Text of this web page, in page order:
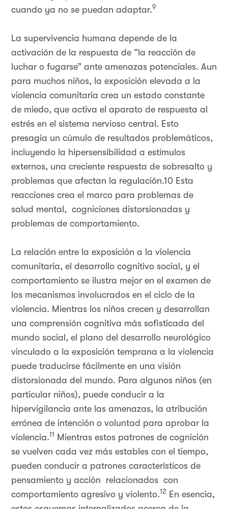
cuando ya no se puedan adaptar.9
La supervivencia humana depende de la
activación de la respuesta de “la reacción de
luchar o fugarse” ante amenazas potenciales. Aun
para muchos niños, la exposición elevada a la
violencia comunitaria crea un estado constante
de miedo, que activa el aparato de respuesta al
estrés en el sistema nervioso central. Esto
presagia un cúmulo de resultados problemáticos,
incluyendo la hipersensibilidad a estímulos
externos, una creciente respuesta de sobresalto y
problemas que afectan la regulación.10 Esta
reacciones crea el marco para problemas de
salud mental, cogniciones distorsionadas y
problemas de comportamiento.
La relación entre la exposición a la violencia
comunitaria, el desarrollo cognitivo social, y el
comportamiento se ilustra mejor en el examen de
los mecanismos involucrados en el ciclo de la
violencia. Mientras los niños crecen y desarrollan
una comprensión cognitiva más sofisticada del
mundo social, el plano del desarrollo neurológico
vinculado a la exposición temprana a la violencia
puede traducirse fácilmente en una visión
distorsionada del mundo. Para algunos niños (en
particular niños), puede conducir a la
hipervigilancia ante las amenazas, la atribución
errónea de intención o voluntad para aprobar la
violencia.11
Mientras estos patrones de cognición
se vuelven cada vez más estables con el tiempo,
pueden conducir a patrones característicos de
pensamiento y acción relacionados con
comportamiento agresivo y violento.12 En esencia,